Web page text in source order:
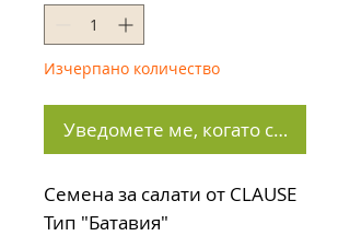
Изчерпано количество
Уведомете ме, когато стане
Семена за салати от CLAUSE
Тип "Батавия"